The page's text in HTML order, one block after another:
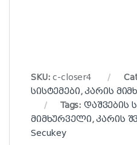
SKU:c-closer4
სისტემები,კარის
Tags:დაშვების
მიმხურველი,კარის
Secukey